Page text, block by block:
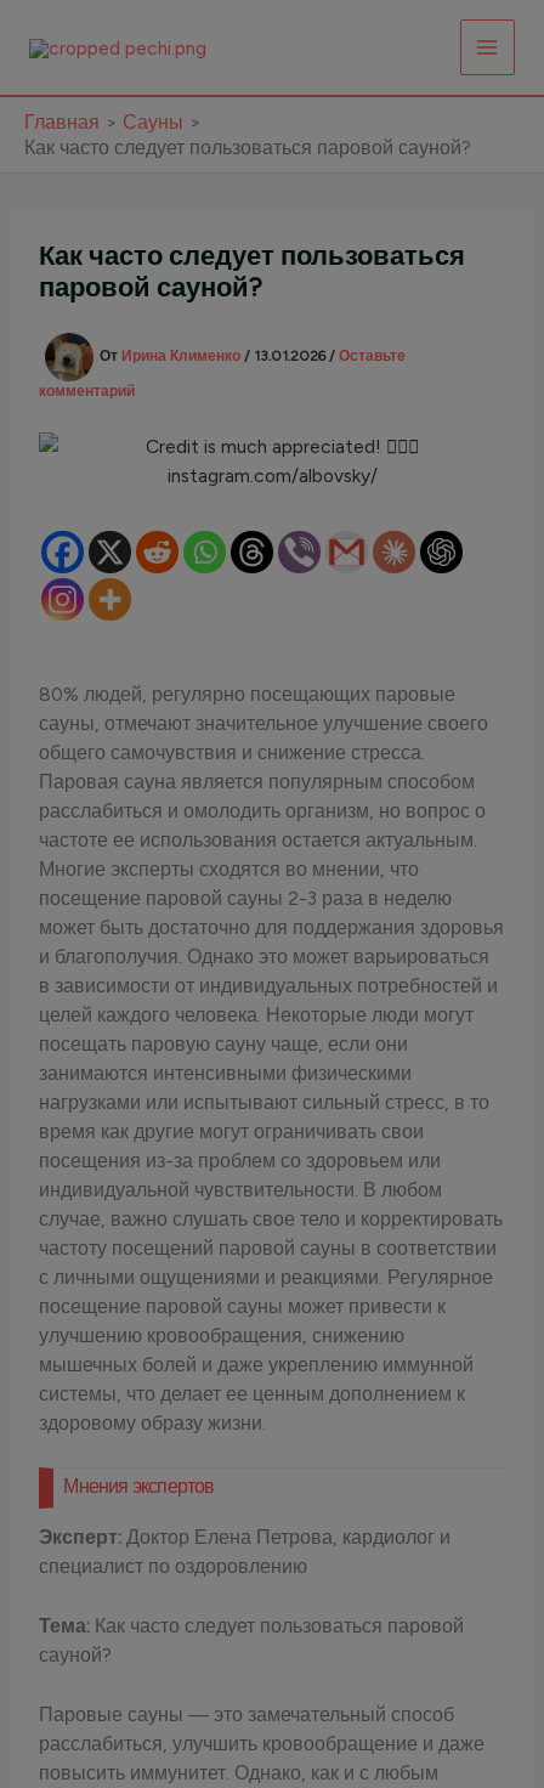
Главная
Сауны
Как часто следует пользоваться паровой сауной?
Как часто следует пользоваться
паровой сауной?
От Ирина Клименко/ 13.01.2026/Оставьте
комментарий
80% людей, регулярно посещающих паровые
сауны, отмечают значительное улучшение своего
общего самочувствия и снижение стресса.
Паровая сауна является популярным способом
расслабиться и омолодить организм, но вопрос о
частоте ее использования остается актуальным.
Многие эксперты сходятся во мнении, что
посещение паровой сауны 2-3 раза в неделю
может быть достаточно для поддержания здоровья
и благополучия. Однако это может варьироваться
в зависимости от индивидуальных потребностей и
целей каждого человека. Некоторые люди могут
посещать паровую сауну чаще, если они
занимаются интенсивными физическими
нагрузками или испытывают сильный стресс, в то
время как другие могут ограничивать свои
посещения из-за проблем со здоровьем или
индивидуальной чувствительности. В любом
случае, важно слушать свое тело и корректировать
частоту посещений паровой сауны в соответствии
с личными ощущениями и реакциями. Регулярное
посещение паровой сауны может привести к
улучшению кровообращения, снижению
мышечных болей и даже укреплению иммунной
системы, что делает ее ценным дополнением к
здоровому образу жизни.
Мнения экспертов
Эксперт: Доктор Елена Петрова, кардиолог и
специалист по оздоровлению
Тема: Как часто следует пользоваться паровой
сауной?
Паровые сауны — это замечательный способ
расслабиться, улучшить кровообращение и даже
повысить иммунитет. Однако, как и с любым